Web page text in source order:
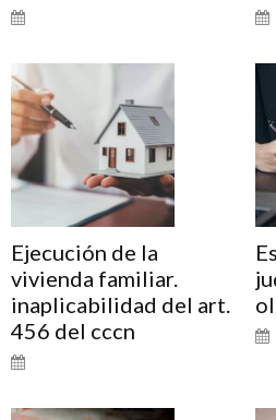
Ejecución de la
vivienda familiar.
inaplicabilidad del art.
456 del cccn